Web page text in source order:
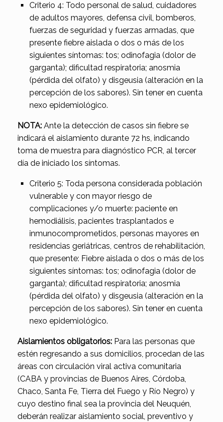
Criterio 4: Todo personal de salud, cuidadores
de adultos mayores, defensa civil, bomberos,
fuerzas de seguridad y fuerzas armadas, que
presente fiebre aislada o dos o más de los
siguientes síntomas: tos; odinofagia (dolor de
garganta); dificultad respiratoria; anosmia
(pérdida del olfato) y disgeusia (alteración en la
percepción de los sabores). Sin tener en cuenta
nexo epidemiológico.
NOTA: Ante la detección de casos sin fiebre se
indicará el aislamiento durante 72 hs, indicando
toma de muestra para diagnóstico PCR, al tercer
día de iniciado los síntomas.
Criterio 5: Toda persona considerada población
vulnerable y con mayor riesgo de
complicaciones y/o muerte: paciente en
hemodiálisis, pacientes trasplantados e
inmunocomprometidos, personas mayores en
residencias geriátricas, centros de rehabilitación,
que presente: Fiebre aislada o dos o más de los
siguientes síntomas: tos; odinofagia (dolor de
garganta); dificultad respiratoria; anosmia
(pérdida del olfato) y disgeusia (alteración en la
percepción de los sabores). Sin tener en cuenta
nexo epidemiológico.
Aislamientos obligatorios: Para las personas que
estén regresando a sus domicilios, procedan de las
áreas con circulación viral activa comunitaria
(CABA y provincias de Buenos Aires, Córdoba,
Chaco, Santa Fe, Tierra del Fuego y Río Negro) y
cuyo destino final sea la provincia del Neuquén,
deberán realizar aislamiento social, preventivo y